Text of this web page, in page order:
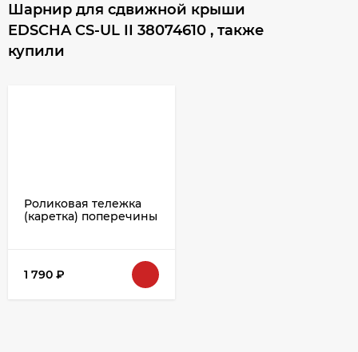
Шарнир для сдвижной крыши
EDSCHA CS-UL II 38074610 , также
купили
Роликовая тележка
(каретка) поперечины
1 790 ₽